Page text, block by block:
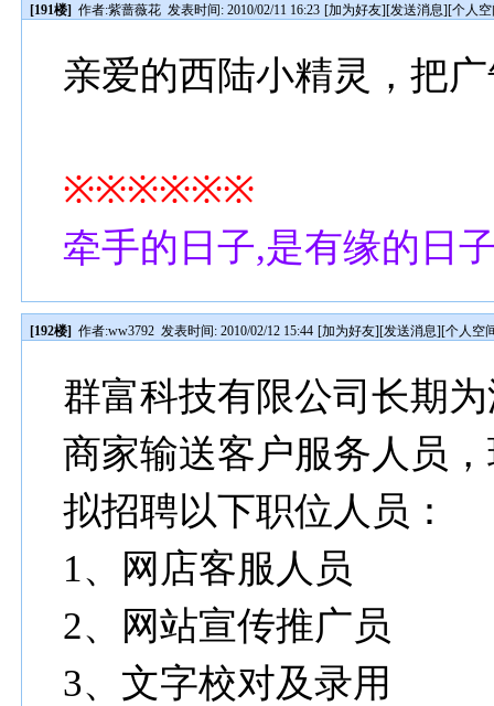
[191楼] 作者:紫蔷薇花 发表时间: 2010/02/11 16:23 [加为好友][发送消息][个人
亲爱的西陆小精灵，把
※※※※※※
牵手的日子,是有缘的日
[192楼] 作者:ww3792 发表时间: 2010/02/12 15:44 [加为好友][发送消息][个人空
群富科技有限公司长期
商家输送客户服务人员
拟招聘以下职位人员：
1、网店客服人员
2、网站宣传推广员
3、文字校对及录用